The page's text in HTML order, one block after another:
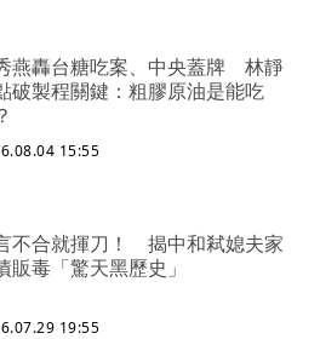
燕轟台糖吃案、中央蓋牌 林靜
破製程關鍵：粗膠原油是能吃
15:55
不合就揮刀！ 揭中和弒媳夫家
販毒「驚天黑歷史」
19:55